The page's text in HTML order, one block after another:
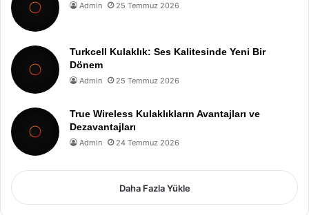
Admin 25 Temmuz 2026
Turkcell Kulaklık: Ses Kalitesinde Yeni Bir
Dönem
Admin 25 Temmuz 2026
True Wireless Kulaklıkların Avantajları ve
Dezavantajları
Admin 24 Temmuz 2026
Daha Fazla Yükle